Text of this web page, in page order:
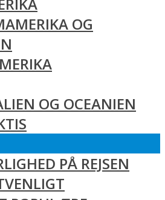
OG
OG OCEANIEN
PÅ REJSEN